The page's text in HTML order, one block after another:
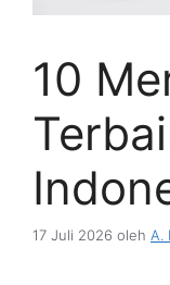
10
17 Juli 2026 oleh A.